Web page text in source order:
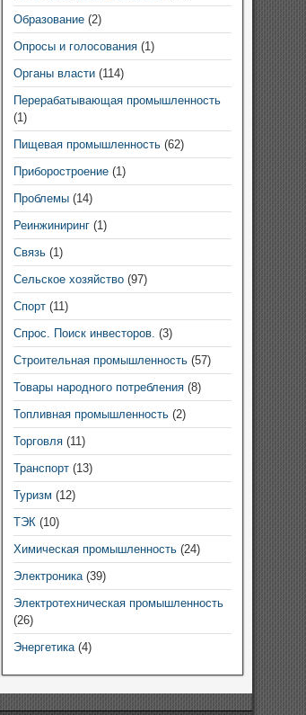
Образование(2)
Опросы и голосования(1)
Органы власти(114)
Перерабатывающая промышленность
(1)
Пищевая промышленность(62)
Приборостроение(1)
Проблемы(14)
Реинжиниринг(1)
Связь(1)
Сельское хозяйство(97)
Спорт(11)
Спрос. Поиск инвесторов. (3)
Строительная промышленность(57)
Товары народного потребления(8)
Топливная промышленность(2)
Торговля(11)
Транспорт(13)
Туризм (12)
ТЭК(10)
Химическая промышленность(24)
Электроника(39)
Электротехническая промышленность
(26)
Энергетика(4)